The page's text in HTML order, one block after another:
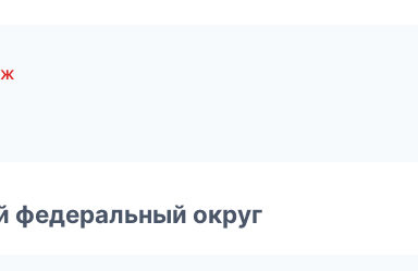
федеральный округ